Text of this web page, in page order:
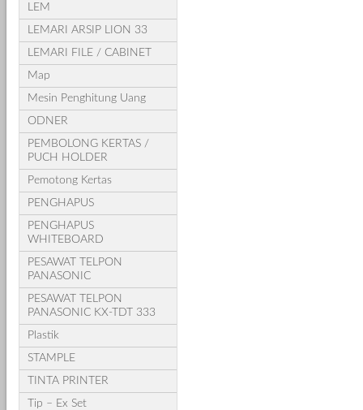
LEM
LEMARI ARSIP LION 33
LEMARI FILE / CABINET
Map
Mesin Penghitung Uang
ODNER
PEMBOLONG KERTAS /
PUCH HOLDER
Pemotong Kertas
PENGHAPUS
PENGHAPUS
WHITEBOARD
PESAWAT TELPON
PANASONIC
PESAWAT TELPON
PANASONIC KX-TDT 333
Plastik
STAMPLE
TINTA PRINTER
Tip – Ex Set